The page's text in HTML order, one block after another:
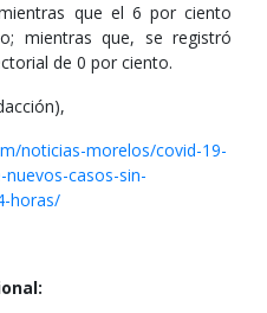
que el 6 por ciento
mientras que, se registró
de 0 por ciento.
noticias-morelos/covid-19-
casos-sin-
horas/